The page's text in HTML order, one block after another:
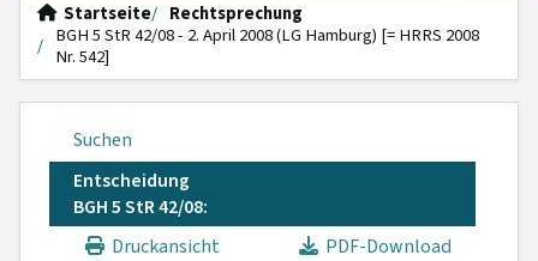
Startseite
Rechtsprechung
BGH 5 StR 42/08 - 2. April 2008 (LG Hamburg) [= HRRS 2008
Nr. 542]
Suchen
Entscheidung
BGH 5 StR 42/08:
Druckansicht
PDF-Download